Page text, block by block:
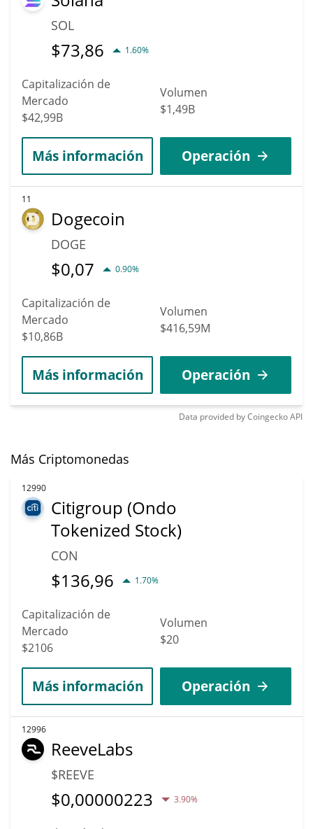
SOL
$73,86 1.60%
Capitalización de
Mercado
$42,99B
Volumen
$1,49B
Más información Operación
11
Dogecoin
DOGE
$0,07 0.90%
Capitalización de
Mercado
$10,86B
Volumen
$416,59M
Más información Operación
Data provided byCoingeckoAPI
Más Criptomonedas
12990
Citigroup (Ondo
Tokenized Stock)
CON
$136,96 1.70%
Capitalización de
Mercado
$2106
Volumen
$20
Más información Operación
12996
ReeveLabs
$REEVE
$0,00000223 3.90%